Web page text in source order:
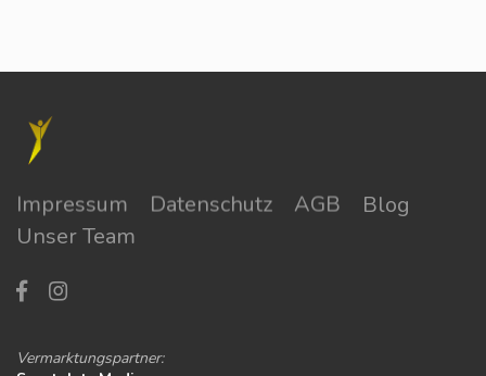
Impressum Datenschutz AGB
Blog
Unser Team
Vermarktungspartner: